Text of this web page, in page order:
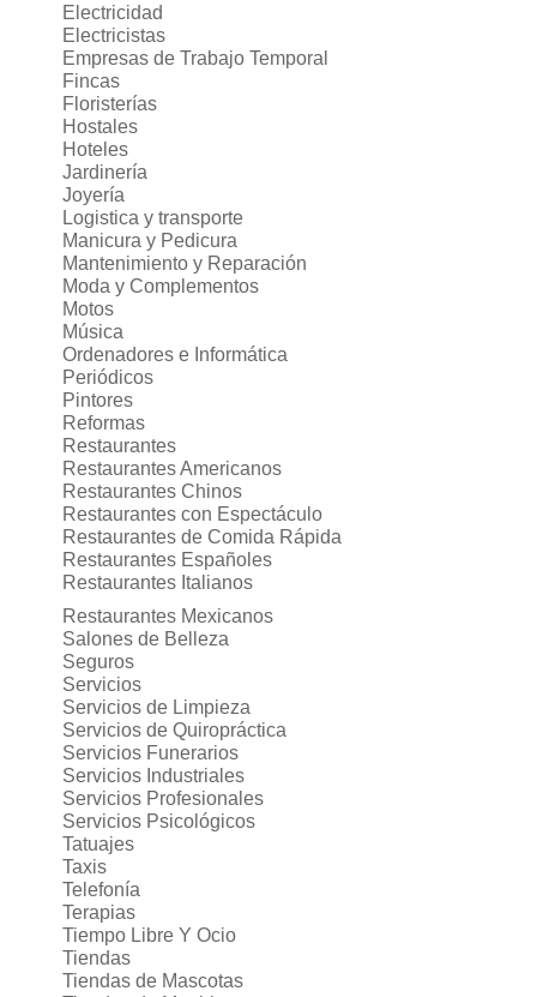
Electricidad
Electricistas
Empresas de Trabajo Temporal
Fincas
Floristerías
Hostales
Hoteles
Jardinería
Joyería
Logistica y transporte
Manicura y Pedicura
Mantenimiento y Reparación
Moda y Complementos
Motos
Música
Ordenadores e Informática
Periódicos
Pintores
Reformas
Restaurantes
Restaurantes Americanos
Restaurantes Chinos
Restaurantes con Espectáculo
Restaurantes de Comida Rápida
Restaurantes Españoles
Restaurantes Italianos
Restaurantes Mexicanos
Salones de Belleza
Seguros
Servicios
Servicios de Limpieza
Servicios de Quiropráctica
Servicios Funerarios
Servicios Industriales
Servicios Profesionales
Servicios Psicológicos
Tatuajes
Taxis
Telefonía
Terapias
Tiempo Libre Y Ocio
Tiendas
Tiendas de Mascotas